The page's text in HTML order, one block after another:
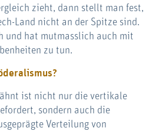
zieht, dann stellt man fest,
Land nicht an der Spitze sind.
und hat mutmasslich auch mit
zu tun.
ist nicht nur die vertikale
sondern auch die
Verteilung von